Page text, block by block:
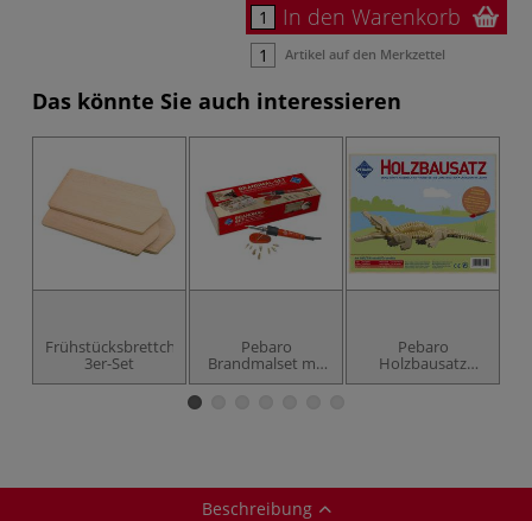
In den Warenkorb
Artikel auf den Merkzettel
Das könnte Sie auch interessieren
Frühstücksbrettchen
3er-Set
Pebaro
Brandmalset mit
9 Aufsätzen in
Pebaro
Holzbausatz
Modelle
Beschreibung